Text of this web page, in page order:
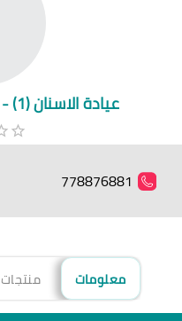
عيادة الاسنان (1) - مركز عبد الباسط الطيب
778876881
معلومات منتجات